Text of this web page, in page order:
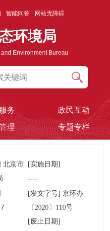
智能问答 网站无障碍
环境局
Environment Bureau
务
政民互动
理 专题专栏
北京市
[实施日期]
----
[发文字号] 京环办
〔2020〕110号
[废止日期]